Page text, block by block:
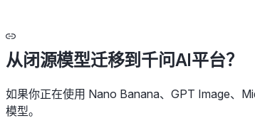
从闭源模型迁移到千问AI平台？
如果你正在使用 Nano Banana、GPT Image、
模型。